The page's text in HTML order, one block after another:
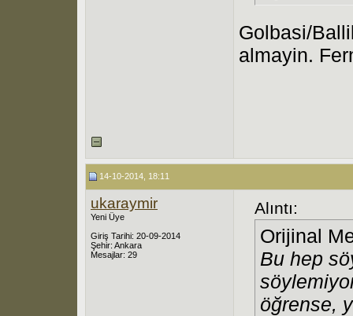
Golbasi/
almayin.
14-10-2014, 18:11
ukaraymir
Yeni Üye
Giriş Tarihi: 20-09-2014
Şehir: Ankara
Mesajlar: 29
Alıntı:
Orijinal
Bu hep
öğrense,